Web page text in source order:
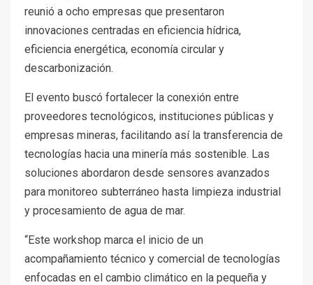
reunió a ocho empresas que presentaron
innovaciones centradas en eficiencia hídrica,
eficiencia energética, economía circular y
descarbonización.
El evento buscó fortalecer la conexión entre
proveedores tecnológicos, instituciones públicas y
empresas mineras, facilitando así la transferencia de
tecnologías hacia una minería más sostenible. Las
soluciones abordaron desde sensores avanzados
para monitoreo subterráneo hasta limpieza industrial
y procesamiento de agua de mar.
“Este workshop marca el inicio de un
acompañamiento técnico y comercial de tecnologías
enfocadas en el cambio climático en la pequeña y